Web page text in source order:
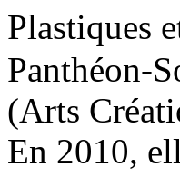
Plastiques
Panthéon-
(Arts
En 2010,